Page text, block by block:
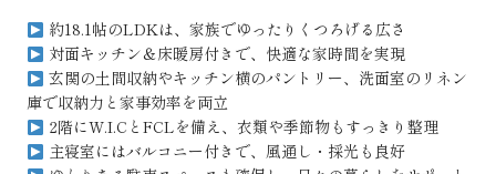
約18.1帖のLDKは、家族でゆったりくつろげる広さ
対面キッチン＆床暖房付きで、快適な家時間を実現
玄関の土間収納やキッチン横のパントリー、洗面室のリネン
庫で収納力と家事効率を両立
2階にW.I.CとFCLを備え、衣類や季節物もすっきり整理
主寝室にはバルコニー付きで、風通し・採光も良好